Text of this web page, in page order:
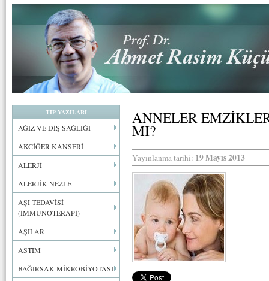
TIP YAZILARI
AĞIZ VE DİŞ SAĞLIĞI
AKCİĞER KANSERİ
ALERJİ
ALERJİK NEZLE
AŞI TEDAVİSİ
(İMMUNOTERAPİ)
AŞILAR
ASTIM
BAĞIRSAK MİKROBİYOTASI
ANNELER
MI?
Yayınlanma tarihi: 19 Mayıs 2013